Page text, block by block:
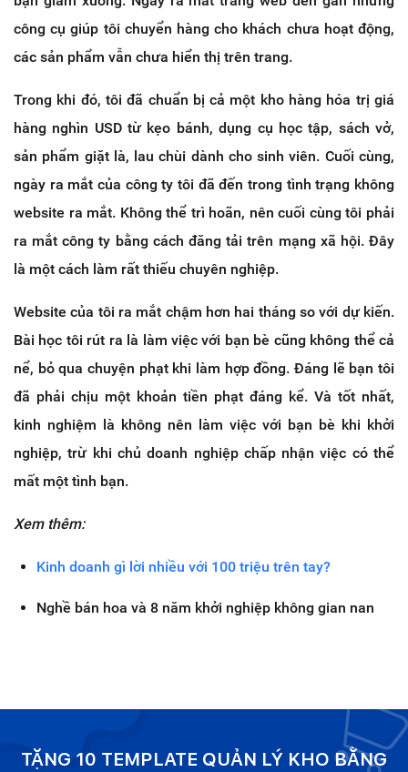
công cụ giúp tôi chuyển hàng cho khách chưa hoạt động,
các sản phẩm vẫn chưa hiển thị trên trang.
Trong khi đó, tôi đã chuẩn bị cả một kho hàng hóa trị giá
hàng nghìn USD từ kẹo bánh, dụng cụ học tập, sách vở,
sản phẩm giặt là, lau chùi dành cho sinh viên. Cuối cùng,
ngày ra mắt của công ty tôi đã đến trong tình trạng không
website ra mắt. Không thể trì hoãn, nên cuối cùng tôi phải
ra mắt công ty bằng cách đăng tải trên mạng xã hội. Đây
là một cách làm rất thiếu chuyên nghiệp.
Website của tôi ra mắt chậm hơn hai tháng so với dự kiến.
Bài học tôi rút ra là làm việc với bạn bè cũng không thể cả
nể, bỏ qua chuyện phạt khi làm hợp đồng. Đáng lẽ bạn tôi
đã phải chịu một khoản tiền phạt đáng kể. Và tốt nhất,
kinh nghiệm là không nên làm việc với bạn bè khi khởi
nghiệp, trừ khi chủ doanh nghiệp chấp nhận việc có thể
mất một tình bạn.
Xem thêm:
Kinh doanh gì lời nhiều với 100 triệu trên tay?
Nghề bán hoa và 8 năm khởi nghiệp không gian nan
TẶNG 10 TEMPLATE QUẢN LÝ KHO BẰNG